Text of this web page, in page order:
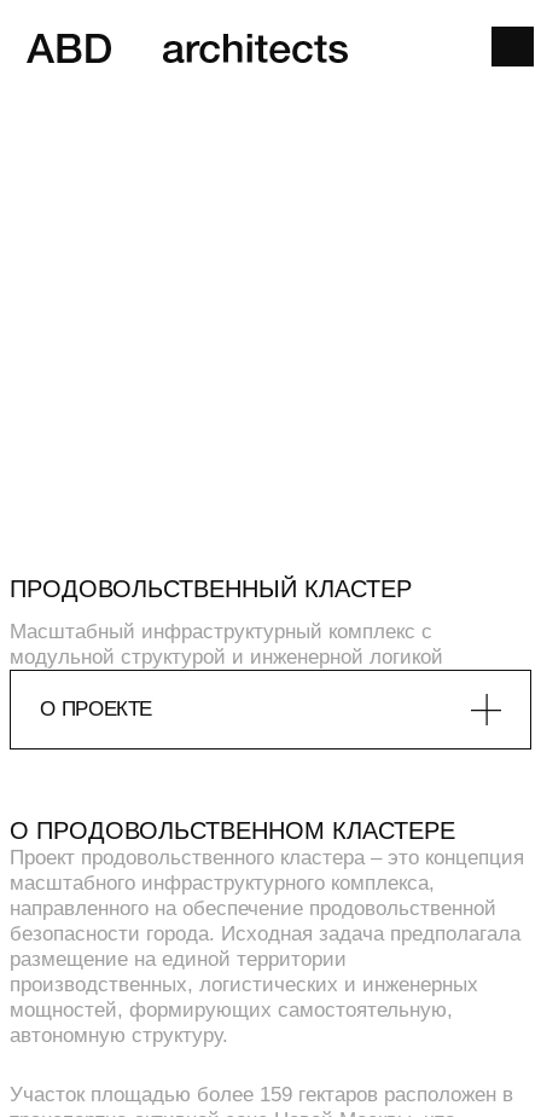
ПРОДОВОЛЬСТВЕННЫЙ КЛАСТЕР
Масштабный инфраструктурный комплекс с
модульной структурой и инженерной логикой
О ПРОЕКТЕ
Расположение: Москва
Клиент: Правительство Москвы
Проектирование: 2022
Руководитель коллектива: Б. Левянт
Менеджер: С. Уланов
ГАПы: А.Феоктистова, О. Назаров, А. Кофман
Ведущие архитекторы: А.Савельев, Н.
Соколова
Архитекторы: И. Лактионов
3D-визуализатор: М. Командовский
Директор по управлению проектами: А.
Корзенкова
О ПРОДОВОЛЬСТВЕННОМ КЛАСТЕРЕ
Проект продовольственного кластера – это концепция
масштабного инфраструктурного комплекса,
направленного на обеспечение продовольственной
безопасности города. Исходная задача предполагала
размещение на единой территории
производственных, логистических и инженерных
мощностей, формирующих самостоятельную,
автономную структуру.
Участок площадью более 159 гектаров расположен в